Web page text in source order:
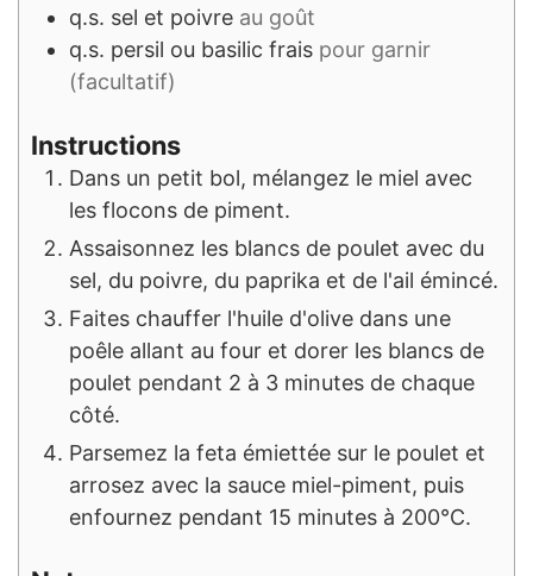
q.s. sel et poivre au goût
q.s. persil ou basilic frais pour garnir
(facultatif)
Instructions
Dans un petit bol, mélangez le miel avec
les flocons de piment.
Assaisonnez les blancs de poulet avec du
sel, du poivre, du paprika et de l'ail émincé.
Faites chauffer l'huile d'olive dans une
poêle allant au four et dorer les blancs de
poulet pendant 2 à 3 minutes de chaque
côté.
Parsemez la feta émiettée sur le poulet et
arrosez avec la sauce miel-piment, puis
enfournez pendant 15 minutes à 200°C.